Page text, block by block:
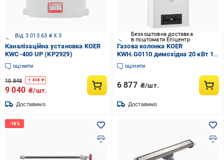
Від 3 013.63 ₴ X 3
Каналізаційна установка KOER
KWC-400 UP (KP2929)
оцінити
10 848 -1 808 ₴
9 040 ₴/шт.
Доставимо
Безкоштовна доставка
в поштомати Епіцентр
Газова колонка KOER
KWH.G0110 димохідна 20 кВт 10
л/хв Білий (Ol-KR5553)
оцінити
6 877 ₴/шт.
Доставимо